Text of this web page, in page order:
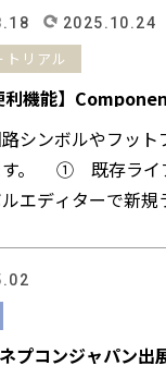
2025.10.24
リアル
利機能】
シンボルやフッ
す。 ① 既存ライ
エディターで新
プコンジャパン出